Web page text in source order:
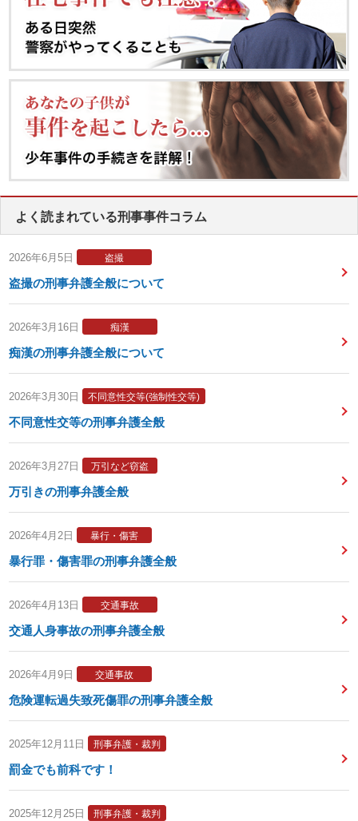
よく読まれている刑事事件コラム
2026年6月5日 盗撮
盗撮の刑事弁護全般について
2026年3月16日 痴漢
痴漢の刑事弁護全般について
2026年3月30日 不同意性交等(強制性交等)
不同意性交等の刑事弁護全般
2026年3月27日 万引など窃盗
万引きの刑事弁護全般
2026年4月2日 暴行・傷害
暴行罪・傷害罪の刑事弁護全般
2026年4月13日 交通事故
交通人身事故の刑事弁護全般
2026年4月9日 交通事故
危険運転過失致死傷罪の刑事弁護全般
2025年12月11日 刑事弁護・裁判
罰金でも前科です！
2025年12月25日 刑事弁護・裁判